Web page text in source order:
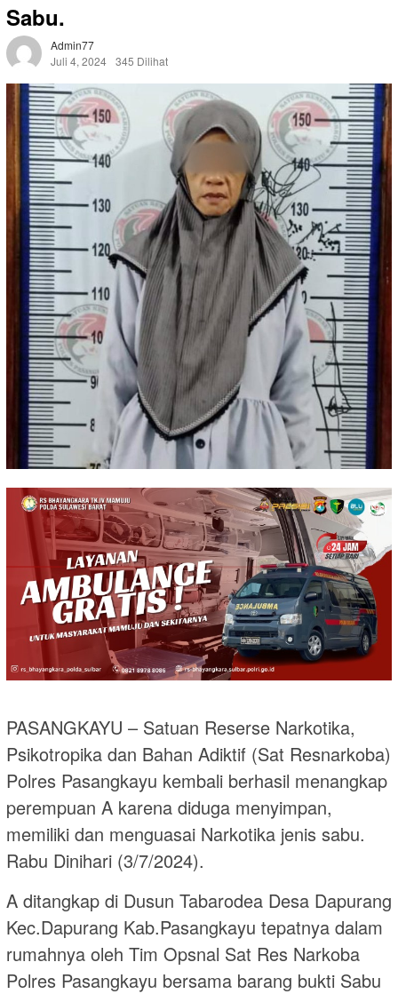
Sabu.
Admin77
Juli 4, 2024 345 Dilihat
PASANGKAYU – Satuan Reserse Narkotika,
Psikotropika dan Bahan Adiktif (Sat Resnarkoba)
Polres Pasangkayu kembali berhasil menangkap
perempuan A karena diduga menyimpan,
memiliki dan menguasai Narkotika jenis sabu.
Rabu Dinihari (3/7/2024).
A ditangkap di Dusun Tabarodea Desa Dapurang
Kec.Dapurang Kab.Pasangkayu tepatnya dalam
rumahnya oleh Tim Opsnal Sat Res Narkoba
Polres Pasangkayu bersama barang bukti Sabu